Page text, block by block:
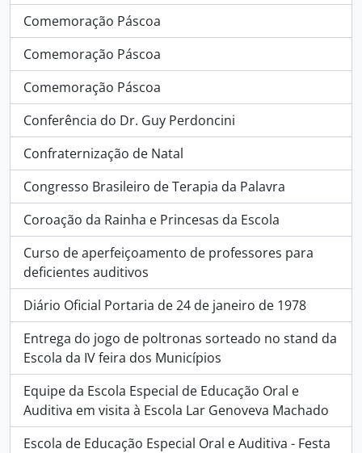
Comemoração Páscoa
Comemoração Páscoa
Comemoração Páscoa
Conferência do Dr. Guy Perdoncini
Confraternização de Natal
Congresso Brasileiro de Terapia da Palavra
Coroação da Rainha e Princesas da Escola
Curso de aperfeiçoamento de professores para
deficientes auditivos
Diário Oficial Portaria de 24 de janeiro de 1978
Entrega do jogo de poltronas sorteado no stand da
Escola da IV feira dos Municípios
Equipe da Escola Especial de Educação Oral e
Auditiva em visita à Escola Lar Genoveva Machado
Escola de Educação Especial Oral e Auditiva - Festa